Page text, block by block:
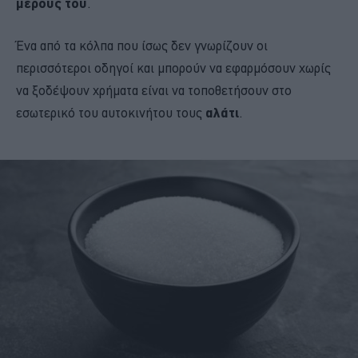
Ένα από τα κόλπα που ίσως δεν γνωρίζουν οι
περισσότεροι οδηγοί και μπορούν να εφαρμόσουν χωρίς
να ξοδέψουν χρήματα είναι να τοποθετήσουν στο
εσωτερικό του αυτοκινήτου τους αλάτι